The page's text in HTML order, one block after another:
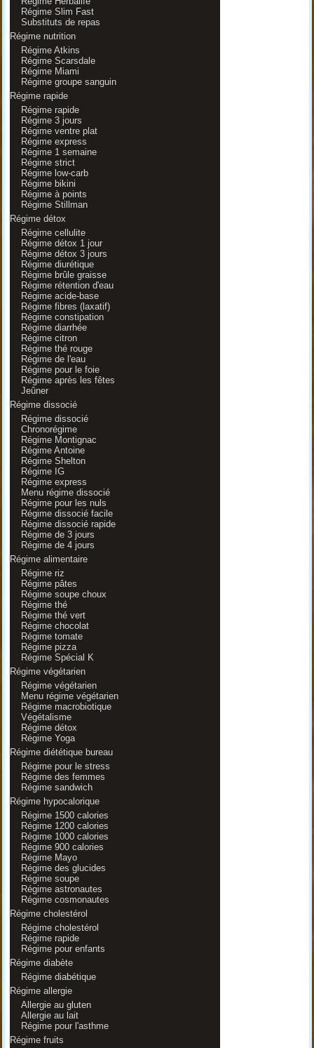
Régime Slim Fast
Substituts de repas
Régime nutrition
Régime Atkins
Régime Scarsdale
Régime Miami
Régime groupe sanguin
Régime rapide
Régime rapide
Régime 3 jours
Régime ventre plat
Régime express
Régime 1 semaine
Régime strict
Régime low-carb
Régime bikini
Régime à points
Régime Stillman
Régime détox
Régime cellulite
Régime détox 1 jour
Régime détox 3 jours
Régime diurétique
Régime brûle graisse
Régime rétention d'eau
Régime acide-base
Régime fibres (laxatif)
Régime constipation
Régime diarrhée
Régime citron
Régime thé rouge
Régime de l'eau
Régime pour le foie
Régime après les fêtes
Jeûner
Régime dissocié
Régime dissocié
Chronorégime
Régime Montignac
Régime Antoine
Régime Shelton
Régime IG
Régime express
Menu régime dissocié
Régime pour les nuls
Régime dissocié facile
Régime dissocié rapide
Régime de 3 jours
Régime de 4 jours
Régime alimentaire
Régime riz
Régime pâtes
Régime soupe choux
Régime thé
Régime thé vert
Régime chocolat
Régime tomate
Régime pizza
Régime Spécial K
Régime végétarien
Régime végétarien
Menu régime végétarien
Régime macrobiotique
Végétalisme
Régime détox
Régime Yoga
Régime diététique bureau
Régime pour le stress
Régime des femmes
Régime sandwich
Régime hypocalorique
Régime 1500 calories
Régime 1200 calories
Régime 1000 calories
Régime 900 calories
Régime Mayo
Régime des glucides
Régime soupe
Régime astronautes
Régime cosmonautes
Régime cholestérol
Régime cholestérol
Régime rapide
Régime pour enfants
Régime diabète
Régime diabétique
Régime allergie
Allergie au gluten
Allergie au lait
Régime pour l'asthme
Régime fruits